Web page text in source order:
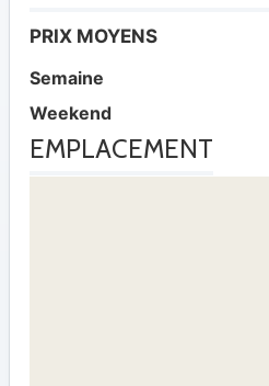
PRIX MOYENS
Semaine
Weekend
EMPLACEMENT